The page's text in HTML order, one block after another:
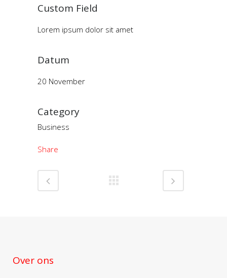
Custom Field
Lorem ipsum dolor sit amet
Datum
20 November
Category
Business
Share
Over ons